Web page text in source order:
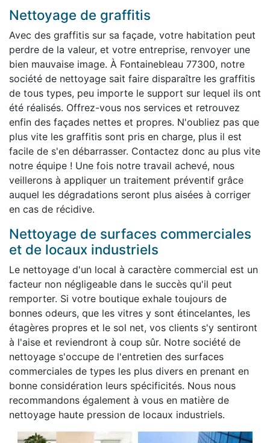
Nettoyage de graffitis
Avec des graffitis sur sa façade, votre habitation peut
perdre de la valeur, et votre entreprise, renvoyer une
bien mauvaise image. À Fontainebleau 77300, notre
société de nettoyage sait faire disparaître les graffitis
de tous types, peu importe le support sur lequel ils ont
été réalisés. Offrez-vous nos services et retrouvez
enfin des façades nettes et propres. N'oubliez pas que
plus vite les graffitis sont pris en charge, plus il est
facile de s'en débarrasser. Contactez donc au plus vite
notre équipe ! Une fois notre travail achevé, nous
veillerons à appliquer un traitement préventif grâce
auquel les dégradations seront plus aisées à corriger
en cas de récidive.
Nettoyage de surfaces commerciales
et de locaux industriels
Le nettoyage d'un local à caractère commercial est un
facteur non négligeable dans le succès qu'il peut
remporter. Si votre boutique exhale toujours de
bonnes odeurs, que les vitres y sont étincelantes, les
étagères propres et le sol net, vos clients s'y sentiront
à l'aise et reviendront à coup sûr. Notre société de
nettoyage s'occupe de l'entretien des surfaces
commerciales de types les plus divers en prenant en
bonne considération leurs spécificités. Nous nous
recommandons également à vous en matière de
nettoyage haute pression de locaux industriels.